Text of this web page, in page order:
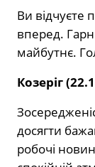
Ви відчуєте
вперед.
майбутнє.
Козеріг
досягти
робочі